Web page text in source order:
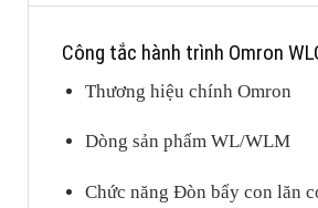
Công tắc hành trình Omron
Thương hiệu chính Omron
Dòng sản phẩm WL/WLM
Chức năng Đòn bẩy con lăn